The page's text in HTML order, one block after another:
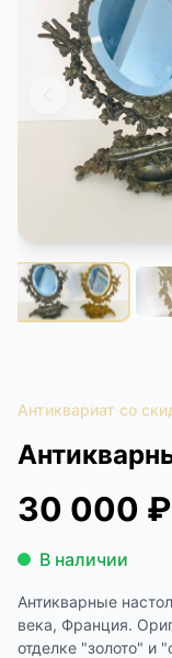
КУРСЫ ПО
КОНТАКТЫ
ДОСТАВКА
Антиквариат со
30 000 ₽
В наличии
Антикварные
века, Франция.
отделке "золото" и